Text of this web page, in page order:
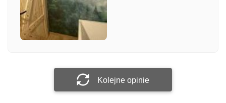
Załącz zdjęcie
Kolejne opinie